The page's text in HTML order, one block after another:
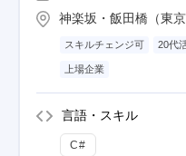
神楽坂・飯田橋（東京
スキルチェンジ可 20代
上場企業
言語・スキル
C#